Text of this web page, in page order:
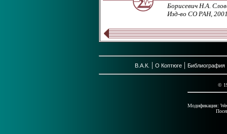
Борисевич Н.А.
Изд-во СО РАН,
В.А.К. | О Коптюге | Библиография
©
Модификация: